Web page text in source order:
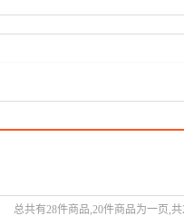
总共有28件商品,20件商品为一页,共